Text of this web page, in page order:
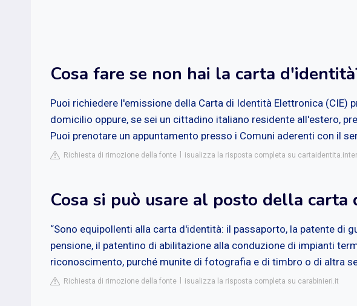
Cosa fare se non hai la carta
Puoi richiedere l'emissione della Carta di Identità Elettronica (CIE)
domicilio oppure, se sei un cittadino italiano residente all'estero,
Puoi prenotare un appuntamento presso i Comuni aderenti con il
Richiesta di rimozione della fonte isualizza la risposta completa su
Cosa si può usare al posto della carta
“Sono equipollenti alla carta d'identità: il passaporto, la patente di
pensione, il patentino di abilitazione alla conduzione di impianti
riconoscimento, purché munite di fotografia e di timbro o di altra
Richiesta di rimozione della fonte isualizza la risposta completa su carabinieri.it